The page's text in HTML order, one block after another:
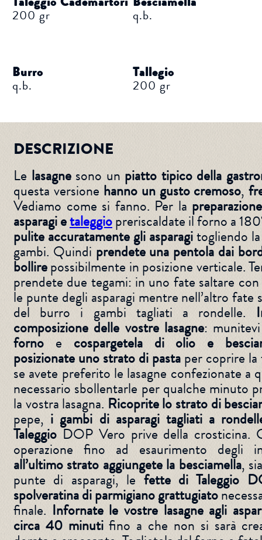
200 gr q.b.
Burro
q.b.
Tallegio
200 gr
DESCRIZIONE
Le lasagnesono un piatto tipico della
questa versione hanno un gusto cremoso,
Vediamo come si fanno. Per la
asparagi etaleggiopreriscaldate il forno a
pulite accuratamente gli asparagitogliendo
gambi. Quindi prendete una pentola dai
bollirepossibilmente in posizione verticale.
prendete due tegami: in uno fate saltare
le punte degli asparagi mentre nell’altro fate
del burro i gambi tagliati a rondelle.
composizione delle vostre lasagne:
forno e cospargetela di olio e
posizionate uno strato di pasta per coprire
se avete preferito le lasagne confezionate a
necessario sbollentarle per qualche minuto
la vostra lasagna. Ricoprite lo strato di
pepe, i gambi di asparagi tagliati a
Taleggio DOP Vero prive della crosticina.
operazione fino ad esaurimento degli
all’ultimo strato aggiungete la besciamella,
punte di asparagi, lefette di Taleggio
spolveratina di parmigiano grattugiato
finale. Infornate le vostre lasagne agli
circa 40 minutifino a che non si sarà